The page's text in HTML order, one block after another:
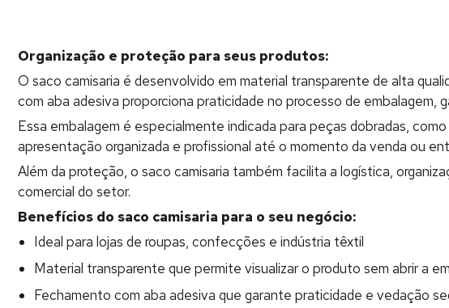
Organização e proteção para seus produtos:
O saco camisaria é desenvolvido em material transparente de alta
com aba adesiva proporciona praticidade no processo de
Essa embalagem é especialmente indicada para peças dobradas,
apresentação organizada e profissional até o momento da venda ou
Além da proteção, o saco camisaria também facilita a logística,
comercial do setor.
Benefícios do saco camisaria para o seu negócio:
Ideal para lojas de roupas, confecções e indústria têxtil
Material transparente que permite visualizar o produto sem abrir a
Fechamento com aba adesiva que garante praticidade e vedação